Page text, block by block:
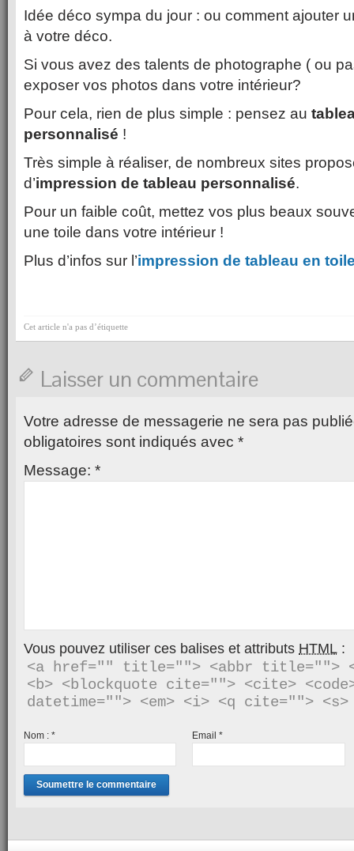
Idée déco sympa du jour : ou comment ajouter
à votre déco.
Si vous avez des talents de photographe ( ou
exposer vos photos dans votre intérieur?
Pour cela, rien de plus simple : pensez au
personnalisé !
Très simple à réaliser, de nombreux sites
d’impression de tableau personnalisé.
Pour un faible coût, mettez vos plus beaux
une toile dans votre intérieur !
Plus d’infos sur l’impression de tableau en
Cet article n'a pas d’étiquette
Laisser un commentaire
Votre adresse de messagerie ne sera pas
obligatoires sont indiqués avec *
Message: *
Vous pouvez utiliser ces balises et attributs HTML :
<a href="" title=""> <abbr title="">
<b> <blockquote cite=""> <cite>
Nom : * Email*